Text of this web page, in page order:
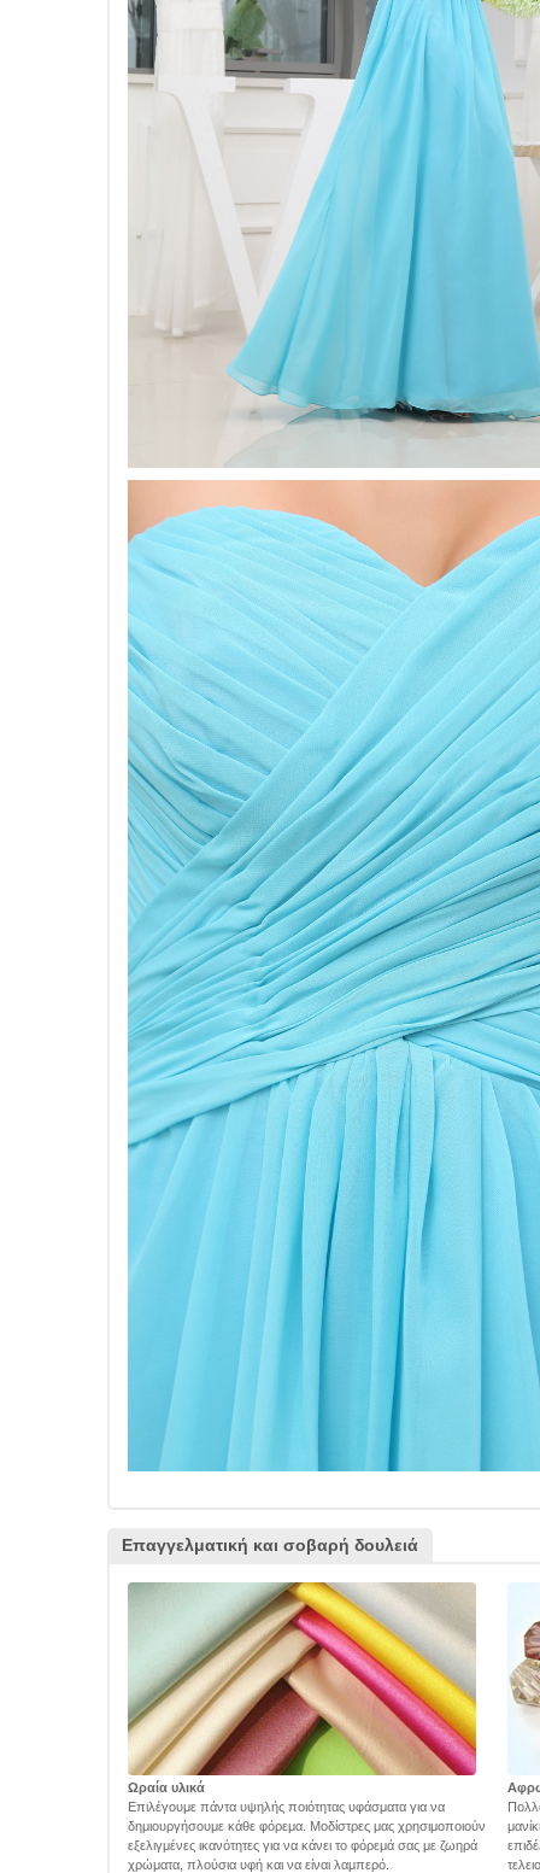
Επαγγελματική και σοβαρή δουλειά
Ωραία υλικά
Επιλέγουμε πάντα υψηλής ποιότητας υφάσματα για να
δημιουργήσουμε κάθε φόρεμα. Μοδίστρες μας χρησιμοποιούν
εξελιγμένες ικανότητες για να κάνει το φόρεμά σας με ζωηρά
χρώματα, πλούσια υφή και να είναι λαμπερό.